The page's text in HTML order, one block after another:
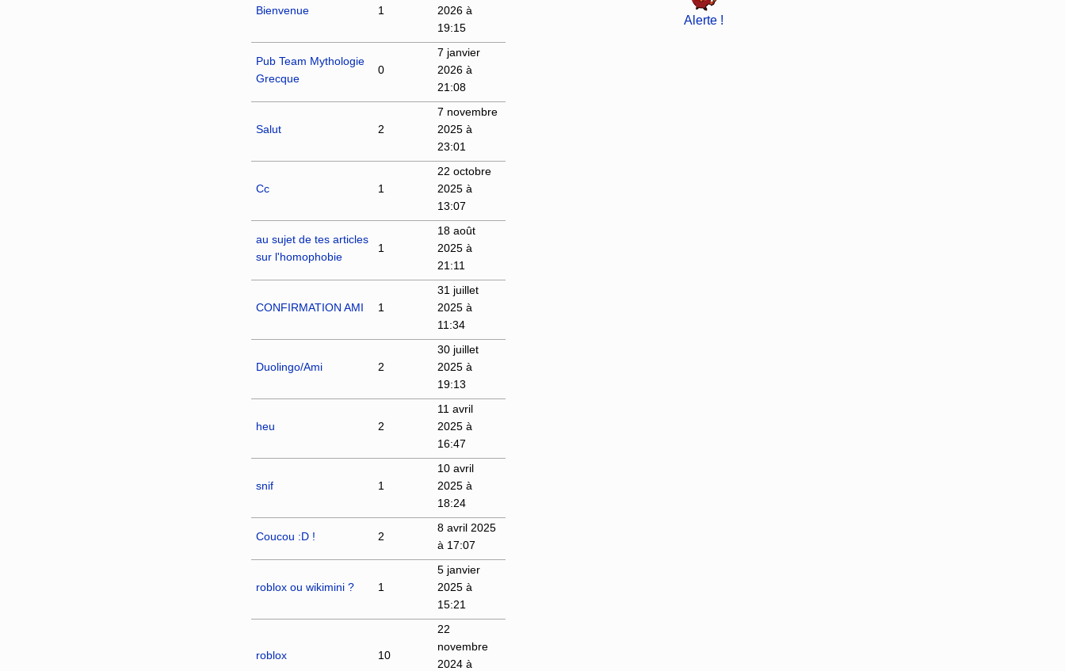
Bienvenue 1
2026 à
19:15
Pub Team Mythologie
Grecque
0
7 janvier
2026 à
21:08
Salut 2
7 novembre
2025 à
23:01
Cc 1
22 octobre
2025 à
13:07
au sujet de tes articles
sur l'homophobie
1
18 août
2025 à
21:11
CONFIRMATION AMI 1
31 juillet
2025 à
11:34
Duolingo/Ami 2
30 juillet
2025 à
19:13
heu 2
11 avril
2025 à
16:47
snif 1
10 avril
2025 à
18:24
Coucou :D ! 2
8 avril 2025
à 17:07
roblox ou wikimini ? 1
5 janvier
2025 à
15:21
roblox 10
22
novembre
2024 à
Alerte !